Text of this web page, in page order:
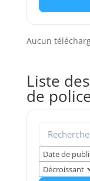
Aucun
Liste
de